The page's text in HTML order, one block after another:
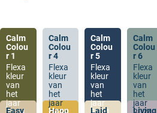
Calm
Colou
r 1
Flexa
kleur
van
het
jaar
Calm
Colou
r 4
Flexa
kleur
van
het
jaar
Calm
Colou
r 5
Flexa
kleur
van
het
jaar
Calm
Colou
r 6
Flexa
kleur
van
het
jaar
Easy
Happ
Laid
Living